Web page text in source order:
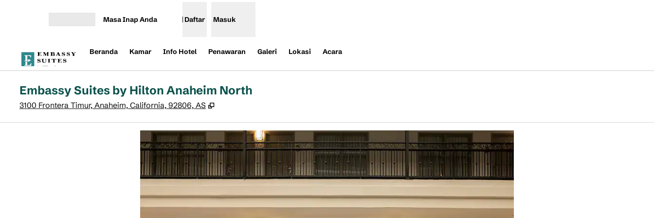
Masa Inap Anda Daftar Masuk
Beranda Kamar Info Hotel Penawaran Galeri Lokasi Acara
Embassy Suites by Hilton Anaheim North
3100 Frontera Timur, Anaheim, California, 92806, AS ,